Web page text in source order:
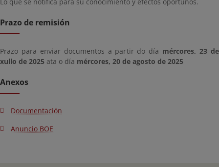
Prazo de remisión
Prazo para enviar documentos a partir do día mércores, 23 de
xullo de 2025 ata o día mércores, 20 de agosto de 2025
Anexos
Documentación
Anuncio BOE